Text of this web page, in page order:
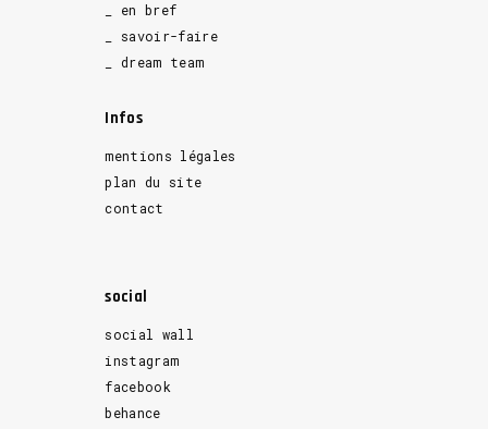
_ en bref
_ savoir-faire
_ dream team
Infos
mentions légales
plan du site
contact
social
social wall
instagram
facebook
behance